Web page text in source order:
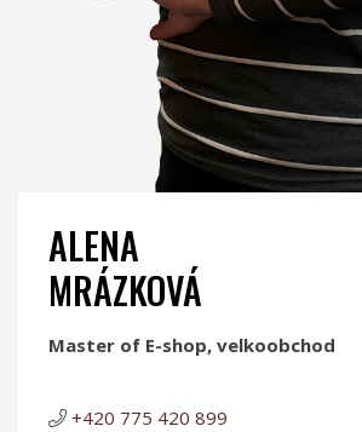
ALENA
MRÁZKOVÁ
Master of E-shop, velkoobchod
+420 775 420 899